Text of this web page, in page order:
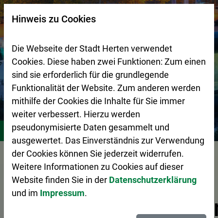
Zur Startseite (Schnelltaste 0)
Zum Seitenanfang springen (Schnelltaste A)
Zur Navigation/Menü springen (Schnelltaste M)
Zur Suche springen (Schnelltaste 8)
Zum Inhalt springen (Schnelltaste I)
Zum Fußbereich springen (Schnelltaste Z)
Stadtleben Veranstaltungskalender
Vorlesen
Suchseite mit Schnellsuche
Hinweis zu Cookies
Die Webseite der Stadt Herten verwendet
Cookies. Diese haben zwei Funktionen: Zum einen
sind sie erforderlich für die grundlegende
Funktionalität der Website. Zum anderen werden
mithilfe der Cookies die Inhalte für Sie immer
weiter verbessert. Hierzu werden
pseudonymisierte Daten gesammelt und
ausgewertet. Das Einverständnis zur Verwendung
der Cookies können Sie jederzeit widerrufen.
Weitere Informationen zu Cookies auf dieser
Website finden Sie in der Datenschutzerklärung
und im Impressum.